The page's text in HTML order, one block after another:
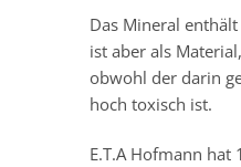
Das Mineral
ist aber als
obwohl der darin
hoch toxisch ist.
E.T.A Hofmann hat